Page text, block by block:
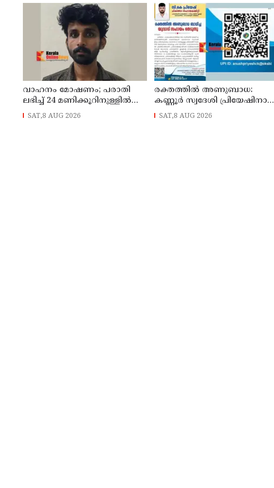
വാഹനം മോഷണം; പരാതി
ലഭിച്ച് 24 മണിക്കൂറിനുള്ളിൽ
പ്രതി ന്യൂ മാഹി പോലീസിന്റെ
പിടിയിൽ
SAT,8 AUG 2026
രക്തത്തിൽ അണുബാധ:
കണ്ണൂർ സ്വദേശി പ്രിയേഷിനായി
ചികിത്സാ സഹായം തേടുന്നു
SAT,8 AUG 2026